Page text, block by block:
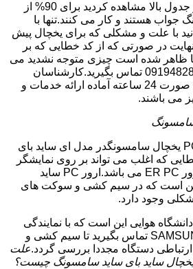
ارور یا کدخطاهایی که در جدول بالا مشاهده کردید برای 90% از
هستند و کار می کنند.تنها با
با علت و مشکلی که برای یخچال پیش
در صورتی که از کد خطایی که بر
ظاهر شده است چیزی متوجه نشدید می
توانید با شماره تلفن 09194828760 تماس بگیرید.کارشناسان
شرکت دانشگاه هوایی به صورت 24 ساعته آماده ارائه خدمات و
می باشند.
علت رخ دادن ارور PC ER یخچال سامسونگدر مدل ای ساید بای
که اغلب می تواند بر روی نمایشگر
یخچال نشان داده شود،ارور ER PC می باشد.ارور PC ساید
است که در سیم کشی و سوکت های
وجود دارد.
هوایی این است که با نمایندگی
مجاز تعمیرات یخچال SAMSUNG تماس بگیرید تا سیم کشی و
دستگاه مجددا بررسی گردد.علت
ساید بای ساید سامسونگ چیست؟